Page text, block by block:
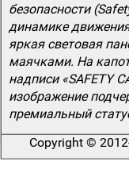
безопасности
динамике
яркая световая
маячками. На
надписи «SAFETY
изображение
премиальный
Copyright ©